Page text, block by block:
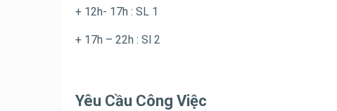
+ 12h- 17h : SL 1
+ 17h – 22h : Sl 2
Yêu Cầu Công Việc